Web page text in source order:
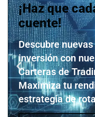
¡Haz que
cuente!
Descubre
inversión con
Carteras de
Maximiza tu
estrategia de